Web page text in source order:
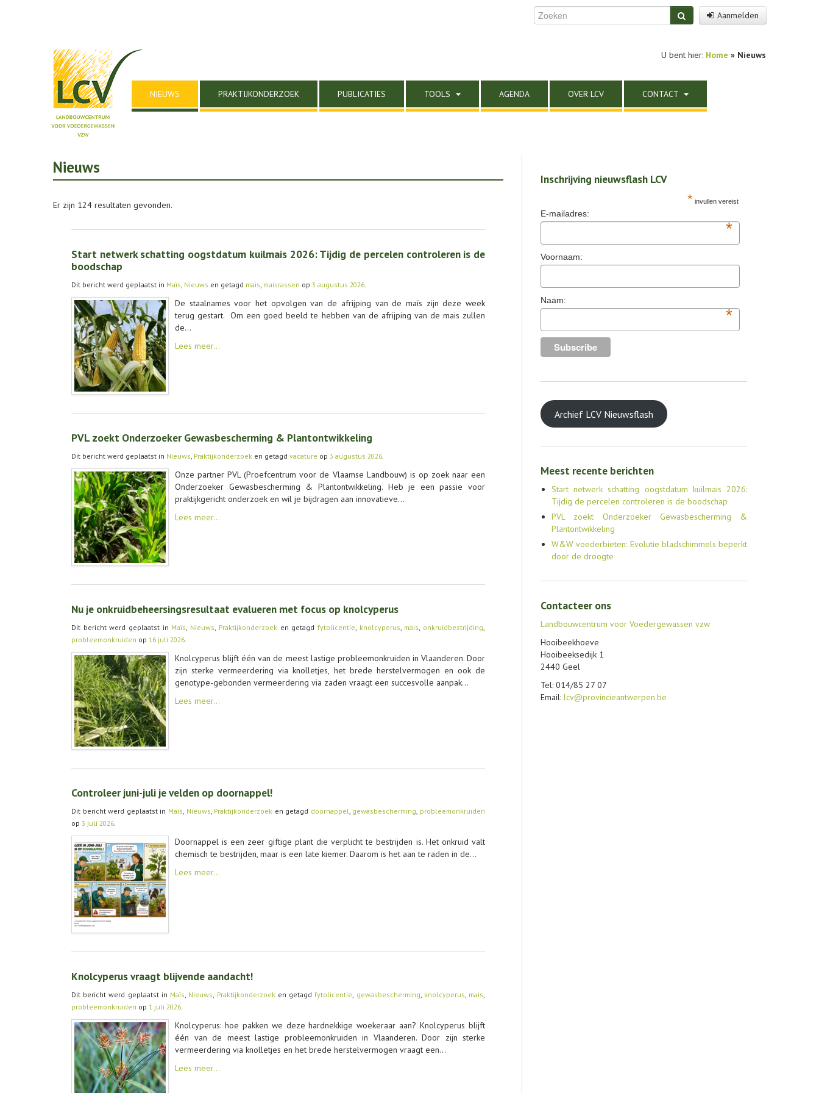
Aanmelden
U bent hier: Home » Nieuws
NIEUWS PRAKTIJKONDERZOEK PUBLICATIES TOOLS AGENDA OVER LCV CONTACT
Nieuws
Er zijn 124 resultaten gevonden.
Start netwerk schatting oogstdatum kuilmais 2026: Tijdig de percelen controleren is de
boodschap
Dit bericht werd geplaatst in Maïs, Nieuws en getagd mais, maisrassen op 3 augustus 2026.
De staalnames voor het opvolgen van de afrijping van de maïs zijn deze week
terug gestart. Om een goed beeld te hebben van de afrijping van de mais zullen
de…
Lees meer…
PVL zoekt Onderzoeker Gewasbescherming & Plantontwikkeling
Dit bericht werd geplaatst in Nieuws, Praktijkonderzoek en getagd vacature op 3 augustus 2026.
Onze partner PVL (Proefcentrum voor de Vlaamse Landbouw) is op zoek naar een
Onderzoeker Gewasbescherming & Plantontwikkeling. Heb je een passie voor
praktijkgericht onderzoek en wil je bijdragen aan innovatieve…
Lees meer…
Nu je onkruidbeheersingsresultaat evalueren met focus op knolcyperus
Dit bericht werd geplaatst in Maïs, Nieuws, Praktijkonderzoeken getagd fytolicentie, knolcyperus, mais, onkruidbestrijding,
probleemonkruiden op 16 juli 2026.
Knolcyperus blijft één van de meest lastige probleemonkruiden in Vlaanderen. Door
zijn sterke vermeerdering via knolletjes, het brede herstelvermogen en ook de
genotype-gebonden vermeerdering via zaden vraagt een succesvolle aanpak…
Lees meer…
Controleer juni-juli je velden op doornappel!
Dit bericht werd geplaatst in Maïs, Nieuws, Praktijkonderzoek en getagd doornappel, gewasbescherming, probleemonkruiden
op 3 juli 2026.
Doornappel is een zeer giftige plant die verplicht te bestrijden is. Het onkruid valt
chemisch te bestrijden, maar is een late kiemer. Daarom is het aan te raden in de…
Lees meer…
Knolcyperus vraagt blijvende aandacht!
Dit bericht werd geplaatst in Maïs, Nieuws, Praktijkonderzoeken getagdfytolicentie, gewasbescherming, knolcyperus, mais,
probleemonkruiden op 1 juli 2026.
Knolcyperus: hoe pakken we deze hardnekkige woekeraar aan? Knolcyperus blijft
één van de meest lastige probleemonkruiden in Vlaanderen. Door zijn sterke
vermeerdering via knolletjes en het brede herstelvermogen vraagt een…
Lees meer…
Inschrijving nieuwsflash LCV
* invullen vereist
E-mailadres:
*
Voornaam:
Naam:
*
Archief LCV Nieuwsflash
Meest recente berichten
Start netwerk schatting oogstdatum kuilmais 2026:
Tijdig de percelen controleren is de boodschap
PVL zoekt Onderzoeker Gewasbescherming &
Plantontwikkeling
W&W voederbieten: Evolutie bladschimmels beperkt
door de droogte
Contacteer ons
Landbouwcentrum voor Voedergewassen vzw
Hooibeekhoeve
Hooibeeksedijk 1
2440 Geel
Tel: 014/85 27 07
Email: lcv@provincieantwerpen.be